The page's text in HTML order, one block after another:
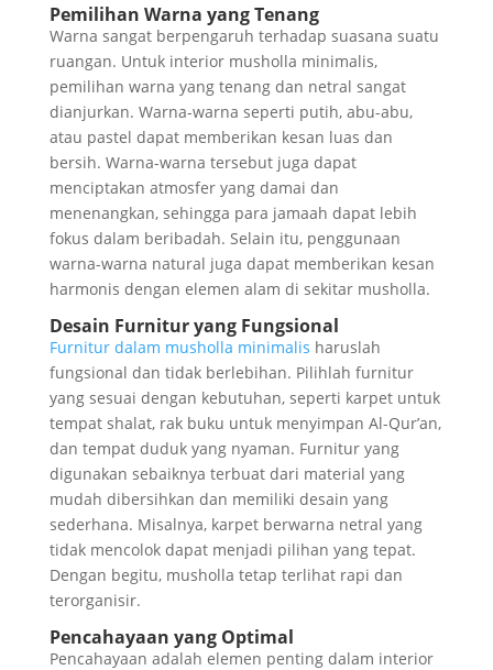
Pemilihan Warna yang Tenang
Warna sangat berpengaruh terhadap suasana suatu
ruangan. Untuk interior musholla minimalis,
pemilihan warna yang tenang dan netral sangat
dianjurkan. Warna-warna seperti putih, abu-abu,
atau pastel dapat memberikan kesan luas dan
bersih. Warna-warna tersebut juga dapat
menciptakan atmosfer yang damai dan
menenangkan, sehingga para jamaah dapat lebih
fokus dalam beribadah. Selain itu, penggunaan
warna-warna natural juga dapat memberikan kesan
harmonis dengan elemen alam di sekitar musholla.
Desain Furnitur yang Fungsional
Furnitur dalam musholla minimalis haruslah
fungsional dan tidak berlebihan. Pilihlah furnitur
yang sesuai dengan kebutuhan, seperti karpet untuk
tempat shalat, rak buku untuk menyimpan Al-Qur’an,
dan tempat duduk yang nyaman. Furnitur yang
digunakan sebaiknya terbuat dari material yang
mudah dibersihkan dan memiliki desain yang
sederhana. Misalnya, karpet berwarna netral yang
tidak mencolok dapat menjadi pilihan yang tepat.
Dengan begitu, musholla tetap terlihat rapi dan
terorganisir.
Pencahayaan yang Optimal
Pencahayaan adalah elemen penting dalam interior